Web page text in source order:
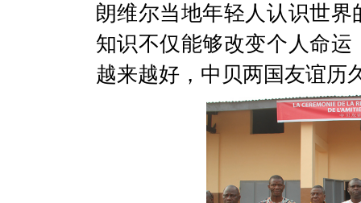
朗维尔当地年轻人认识世
知识不仅能够改变个人命
越来越好，中贝两国友谊历